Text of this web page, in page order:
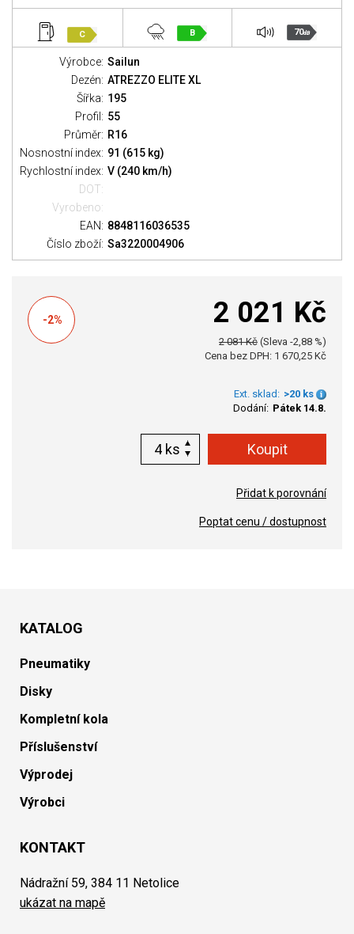
C B 70dB
Výrobce: Sailun
Dezén: ATREZZO ELITE XL
Šířka: 195
Profil: 55
Průměr: R16
Nosnostní index: 91 (615 kg)
Rychlostní index: V (240 km/h)
DOT:
Vyrobeno:
EAN: 8848116036535
Číslo zboží: Sa3220004906
-2% 2 021 Kč
2 081 Kč (Sleva -2,88 %)
Cena bez DPH: 1 670,25 Kč
Ext. sklad: >20 ks
Dodání: Pátek 14.8.
ks
Přidat k porovnání
Poptat cenu / dostupnost
KATALOG
Pneumatiky
Disky
Kompletní kola
Příslušenství
Výprodej
Výrobci
KONTAKT
Nádražní 59, 384 11 Netolice
ukázat na mapě